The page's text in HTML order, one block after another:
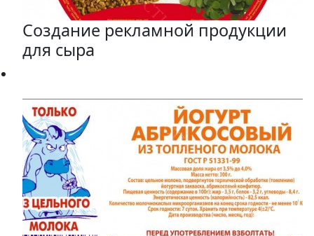
Создание рекламной продукции
для сыра